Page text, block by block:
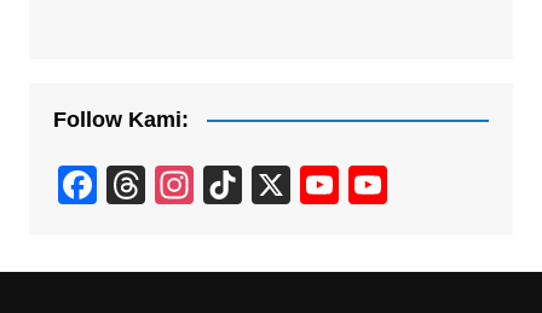
Follow Kami:
F
c
T
e
In
a
Ti
T
X Y
u
Y
u